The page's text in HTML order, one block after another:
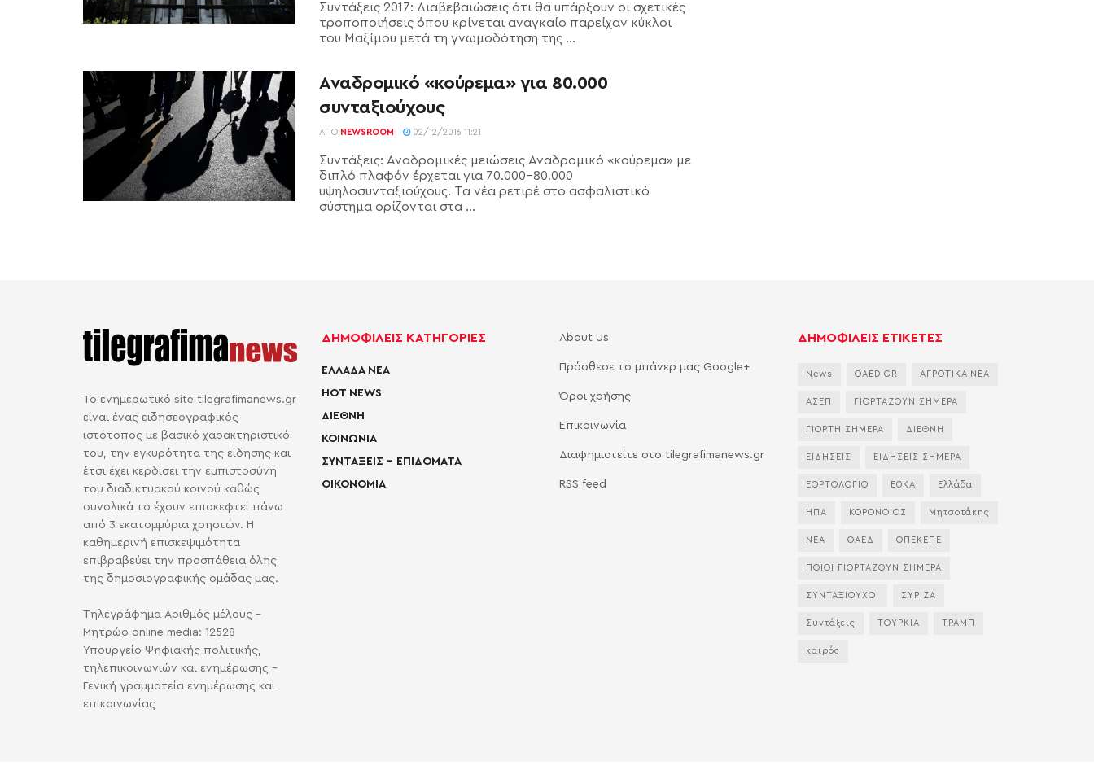
Συντάξεις 2017: Διαβεβαιώσεις ότι θα υπάρξουν οι σχετικές
τροποποιήσεις όπου κρίνεται αναγκαίο παρείχαν κύκλοι
του Μαξίμου μετά τη γνωμοδότηση της ...
Αναδρομικό «κούρεμα» για 80.000
συνταξιούχους
ΑΠΌ NEWSROOM 02/12/2016 11:21
Συντάξεις: Αναδρομικές μειώσεις Αναδρομικό «κούρεμα» με
διπλό πλαφόν έρχεται για 70.000-80.000
υψηλοσυνταξιούχους. Τα νέα ρετιρέ στο ασφαλιστικό
σύστημα ορίζονται στα ...
Το ενημερωτικό site tilegrafimanews.gr
είναι ένας ειδησεογραφικός
ιστότοπος με βασικό χαρακτηριστικό
του, την εγκυρότητα της είδησης και
έτσι έχει κερδίσει την εμπιστοσύνη
του διαδικτυακού κοινού καθώς
συνολικά το έχουν επισκεφτεί πάνω
από 3 εκατομμύρια χρηστών. Η
καθημερινή επισκεψιμότητα
επιβραβεύει την προσπάθεια όλης
της δημοσιογραφικής ομάδας μας.
Τηλεγράφημα Αριθμός μέλους -
Μητρώο online media: 12528
Υπουργείο Ψηφιακής πολιτικής,
τηλεπικοινωνιών και ενημέρωσης -
Γενική γραμματεία ενημέρωσης και
επικοινωνίας
ΔΗΜΟΦΙΛΕΙΣ ΚΑΤΗΓΟΡΙΕΣ
ΕΛΛΑΔΑ ΝΕΑ
HOT NEWS
ΔΙΕΘΝΗ
ΚΟΙΝΩΝΙΑ
ΣΥΝΤΑΞΕΙΣ – ΕΠΙΔΟΜΑΤΑ
ΟΙΚΟΝΟΜΙΑ
About Us
Πρόσθεσε το μπάνερ μας Google+
Όροι χρήσης
Επικοινωνία
Διαφημιστείτε στο tilegrafimanews.gr
RSS feed
ΔΗΜΟΦΙΛΕΙΣ ΕΤΙΚΕΤΕΣ
News OAED.GR ΑΓΡΟΤΙΚΑ ΝΕΑ
ΑΣΕΠ ΓΙΟΡΤΑΖΟΥΝ ΣΗΜΕΡΑ
ΓΙΟΡΤΗ ΣΗΜΕΡΑ ΔΙΕΘΝΗ
ΕΙΔΗΣΕΙΣ ΕΙΔΗΣΕΙΣ ΣΗΜΕΡΑ
ΕΟΡΤΟΛΟΓΙΟ ΕΦΚΑ Ελλάδα
ΗΠΑ ΚΟΡΟΝΟΙΟΣ Μητσοτάκης
ΝΕΑ ΟΑΕΔ ΟΠΕΚΕΠΕ
ΠΟΙΟΙ ΓΙΟΡΤΑΖΟΥΝ ΣΗΜΕΡΑ
ΣΥΝΤΑΞΙΟΥΧΟΙ ΣΥΡΙΖΑ
Συντάξεις ΤΟΥΡΚΙΑ ΤΡΑΜΠ
καιρός